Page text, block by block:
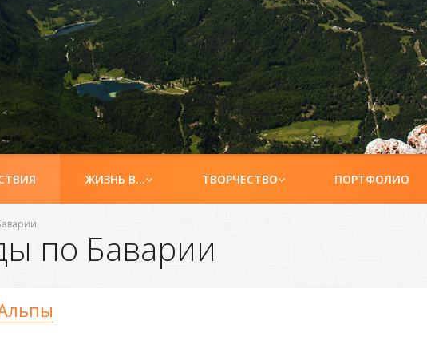
ЖИЗНЬ В… ТВОРЧЕСТВО ПОРТФОЛИО
по Баварии